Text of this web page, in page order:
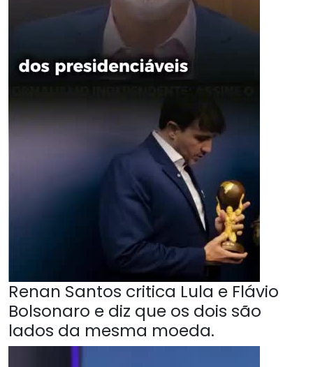
Renan Santos critica Lula e Flávio
Bolsonaro e diz que os dois são
lados da mesma moeda.